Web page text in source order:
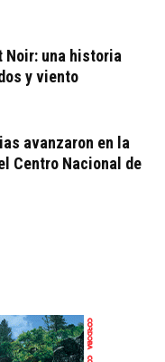
Noir: una historia
y viento
avanzaron en la
Centro Nacional de